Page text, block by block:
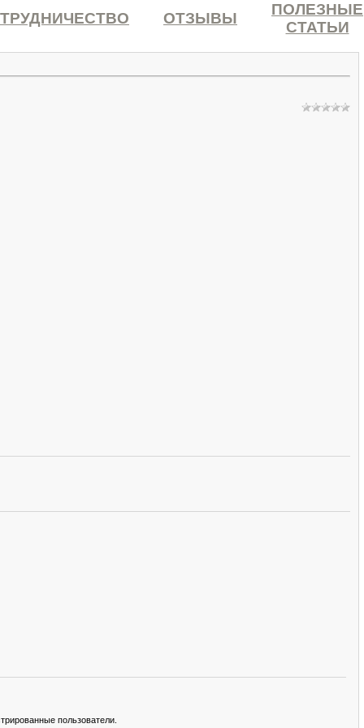
ОТЗЫВЫ
ПОЛЕЗНЫЕ
СТАТЬИ
пользователи.